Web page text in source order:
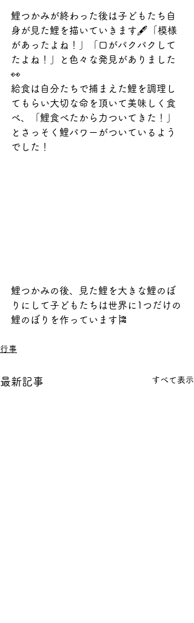
鯉つかみが終わった後は子どもたち自
身が見た鯉を描いていきます🖋「模様
があったよね！」「口がパクパクして
たよね！」と色々な発見がありました
👀
給食は自分たちで捕まえた鯉を調理し
てもらい大切な命を頂いて美味しく食
べ、「鯉食べたから力ついてきた！」
とさっそく鯉パワーがついているよう
でした！
鯉つかみの後、見た鯉を大きな鯉のぼ
りにして子どもたちは世界に1つだけの
鯉のぼりを作っています🎏
行事
最新記事 すべて表示